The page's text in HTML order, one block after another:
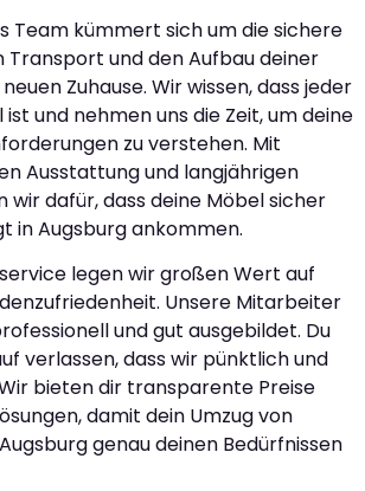
Team kümmert sich um die sichere
Transport und den Aufbau deiner
Zuhause. Wir wissen, dass jeder
ist und nehmen uns die Zeit, um deine
zu verstehen. Mit
Ausstattung und langjährigen
wir dafür, dass deine Möbel sicher
in Augsburg ankommen.
legen wir großen Wert auf
Unsere Mitarbeiter
und gut ausgebildet. Du
verlassen, dass wir pünktlich und
bieten dir transparente Preise
damit dein Umzug von
genau deinen Bedürfnissen